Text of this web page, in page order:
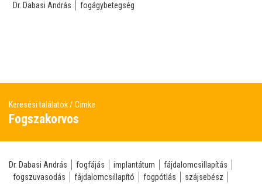
Dr. Dabasi András
fogágybetegség
Keresési találatok Cimke
Fogszakorvos
Dr. Dabasi András fogfájás implantátum
fájdalomcsillapítás
fogszuvasodás
fájdalomcsillapító fogpótlás
szájsebész